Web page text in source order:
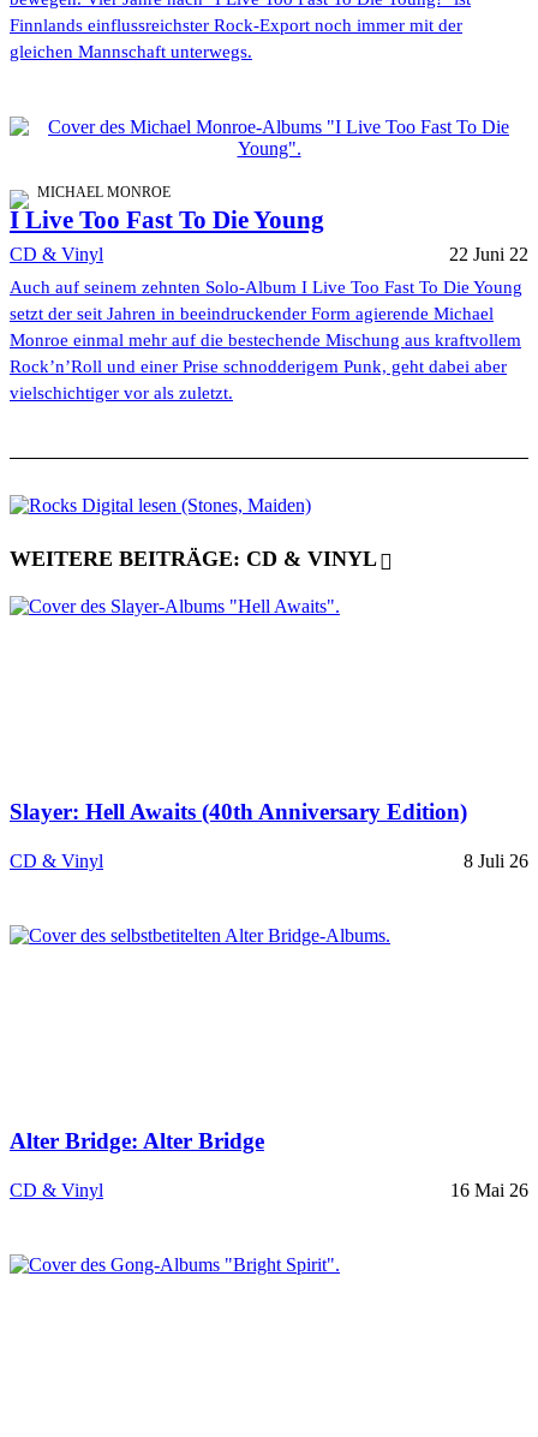
Finnlands einflussreichster Rock-Export noch immer mit der
gleichen Mannschaft unterwegs.
MICHAEL MONROE
I Live Too Fast To Die Young
CD & Vinyl 22 Juni 22
Auch auf seinem zehnten Solo-Album I Live Too Fast To Die Young
setzt der seit Jahren in beeindruckender Form agierende Michael
Monroe einmal mehr auf die bestechende Mischung aus kraftvollem
Rock’n’Roll und einer Prise schnodderigem Punk, geht dabei aber
vielschichtiger vor als zuletzt.
WEITERE BEITRÄGE: CD & VINYL
Slayer: Hell Awaits (40th Anniversary Edition)
CD & Vinyl 8 Juli 26
Alter Bridge: Alter Bridge
CD & Vinyl 16 Mai 26